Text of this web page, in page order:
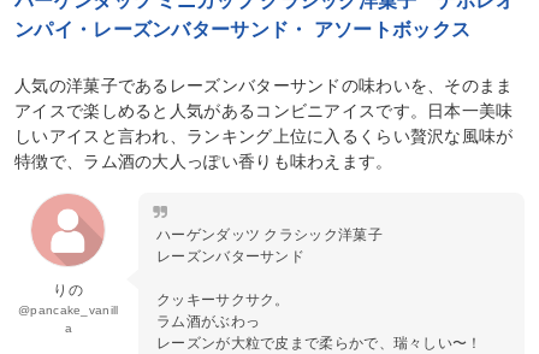
ンパイ・レーズンバターサンド・ アソートボックス
人気の洋菓子であるレーズンバターサンドの味わいを、そのまま
アイスで楽しめると人気があるコンビニアイスです。日本一美味
しいアイスと言われ、ランキング上位に入るくらい贅沢な風味が
特徴で、ラム酒の大人っぽい香りも味わえます。
りの
@pancake_vanill
a
ハーゲンダッツ クラシック洋菓子
レーズンバターサンド
クッキーサクサク。
ラム酒がぶわっ
レーズンが大粒で皮まで柔らかで、瑞々しい〜！